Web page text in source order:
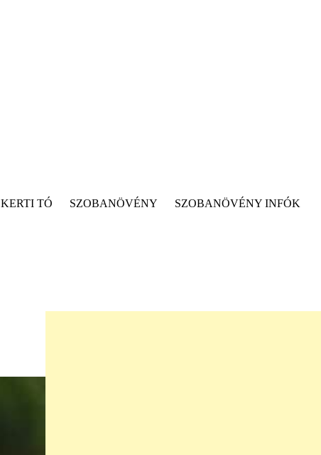
KERTI TÓ SZOBANÖVÉNY SZOBANÖVÉNY INFÓK